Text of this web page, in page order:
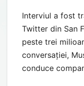
Interviul a fost
Twitter din San
peste trei
conversației,
conduce